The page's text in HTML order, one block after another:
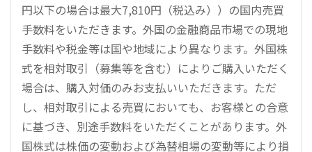
円以下の場合は最大7,810円（税込み））の国内売買
手数料をいただきます。外国の金融商品市場での現地
手数料や税金等は国や地域により異なります。外国株
式を相対取引（募集等を含む）によりご購入いただく
場合は、購入対価のみお支払いいただきます。ただ
し、相対取引による売買においても、お客様との合意
に基づき、別途手数料をいただくことがあります。外
国株式は株価の変動および為替相場の変動等により損